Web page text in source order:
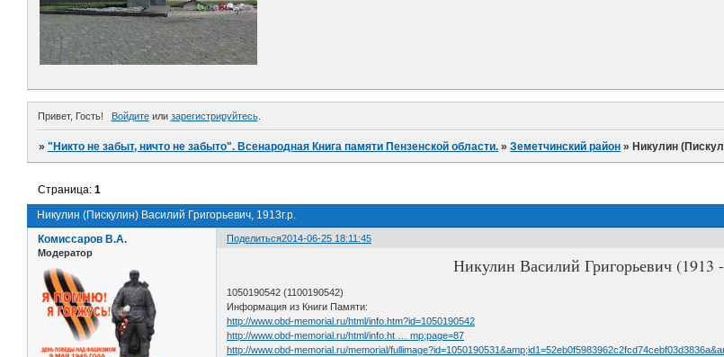
Привет, Гость! Войдитеили зарегистрируйтесь.
»"Никто не забыт, ничто не забыто". Всенародная Книга памяти Пензенской области. »Земетчинский район » Никулин
Никулин (Пискулин) Василий Григорьевич, 1913г.р.
Страница:1
Поделиться2014-06-25 18:11:45
Комиссаров В.А.
Модератор
Никулин Василий Григорьевич (1913
1050190542 (1100190542)
Информация из Книги Памяти:
http://www.obd-memorial.ru/html/info.htm?id=1050190542
http://www.obd-memorial.ru/html/info.ht … mp;page=87
http://www.obd-memorial.ru/memorial/